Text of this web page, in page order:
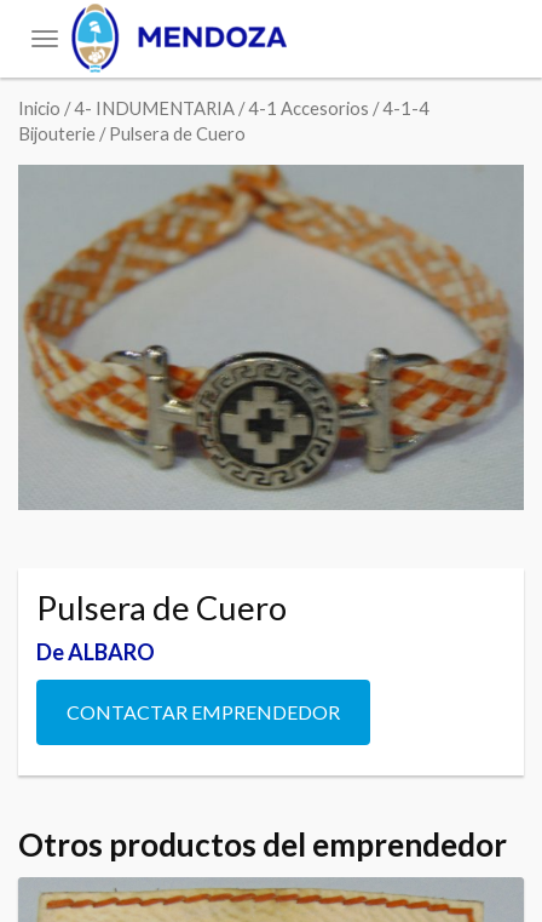
Toggle
navigation
Inicio /4- INDUMENTARIA /4-1 Accesorios /4-1-4
Bijouterie / Pulsera de Cuero
Pulsera de Cuero
De ALBARO
CONTACTAR EMPRENDEDOR
Otros productos del emprendedor